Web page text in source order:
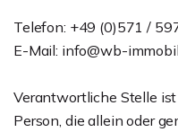
Telefon: +49 (0)571 /
E-Mail: info@wb-
Verantwortliche Stelle
Person, die allein oder